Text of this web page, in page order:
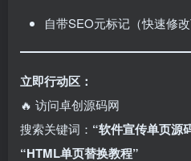
自带SEO元标记（快速修改
立即行动区：​
🔥 访问卓创源码网
搜索关键词：​ ​“软件宣传单页源
“HTML单页替换教程”​